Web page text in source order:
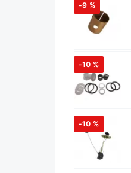
-9 %
-10 %
-10 %